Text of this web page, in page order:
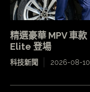
精選豪華 MPV 車
Elite 登場
科技新聞 2026-08-10